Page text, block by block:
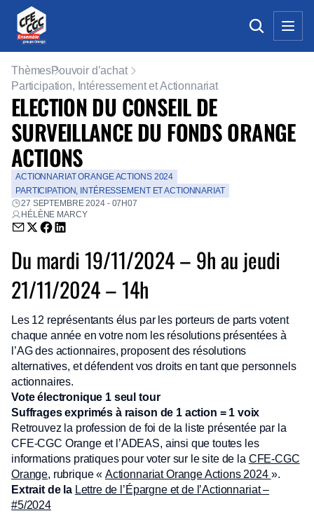
ThèmesPouvoir d’achat
Participation, Intéressement et Actionnariat
ELECTION DU CONSEIL DE
SURVEILLANCE DU FONDS ORANGE
ACTIONS
ACTIONNARIAT ORANGE ACTIONS 2024
PARTICIPATION, INTÉRESSEMENT ET ACTIONNARIAT
27 SEPTEMBRE 2024 - 07H07
HÉLÈNE MARCY
Envoyer par email (nouvelle fenêtre)
Partager sur Twitter (nouvelle fenêtre)
Partager sur Facebook (nouvelle fenêtre)
Partager sur LinkedIn (nouvelle fenêtre)
Du mardi 19/11/2024 – 9h au jeudi
21/11/2024 – 14h
Les 12 représentants élus par les porteurs de parts votent
chaque année en votre nom les résolutions présentées à
l’AG des actionnaires, proposent des résolutions
alternatives, et défendent vos droits en tant que personnels
actionnaires.
Vote électronique 1 seul tour
Suffrages exprimés à raison de 1 action = 1 voix
Retrouvez la profession de foi de la liste présentée par la
CFE-CGC Orange et l’ADEAS, ainsi que toutes les
informations pratiques pour voter sur le site de la CFE-CGC
Orange, rubrique « Actionnariat Orange Actions 2024 ».
Extrait de la Lettre de l’Épargne et de l’Actionnariat –
#5/2024